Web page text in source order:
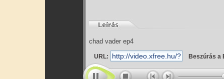
chad vader ep4
URL: Beszúrás a